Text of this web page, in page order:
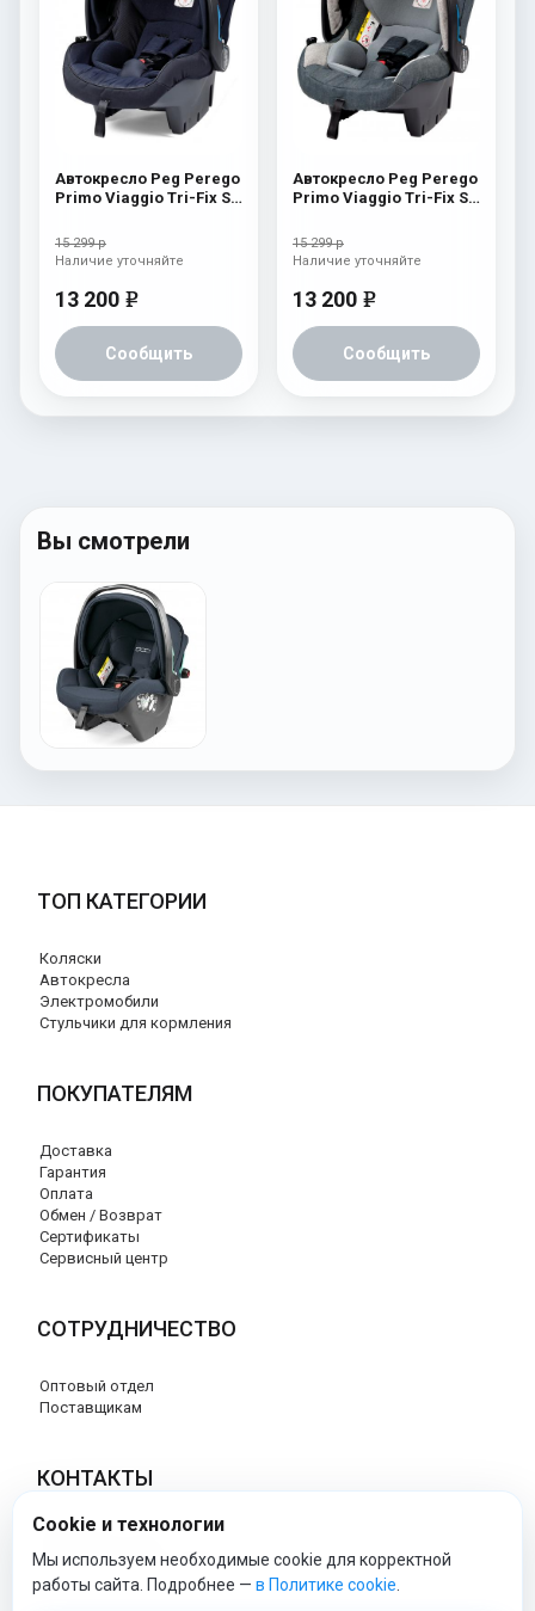
Автокресло Peg Perego
Primo Viaggio Tri-Fix SL
15 299 р
13 200 e
Сообщить
Наличие уточняйте
Автокресло Peg Perego
Primo Viaggio Tri-Fix SL
15 299 р
13 200 e
Сообщить
Наличие уточняйте
Вы смотрели
ТОП КАТЕГОРИИ
Коляски
Автокресла
Электромобили
Стульчики для кормления
ПОКУПАТЕЛЯМ
Доставка
Гарантия
Оплата
Обмен / Возврат
Сертификаты
Сервисный центр
СОТРУДНИЧЕСТВО
Оптовый отдел
Поставщикам
КОНТАКТЫ
8 (800) 707-17-56
info@peg-perego-market.ru
Cookie и технологии
Мы используем необходимые cookie для корректной
работы сайта. Подробнее — в Политике cookie